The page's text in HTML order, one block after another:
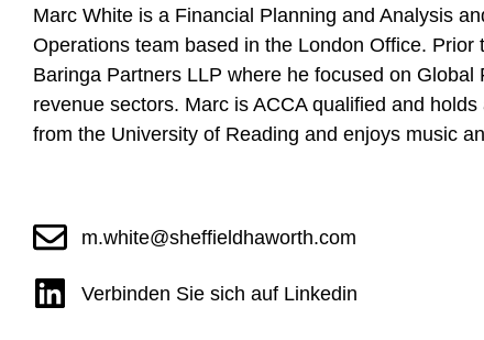
Marc White is a Financial Planning and Analysis
Operations team based in the London Office.
Baringa Partners LLP where he focused on
revenue sectors. Marc is ACCA qualified and
from the University of Reading and enjoys music
m.white@sheffieldhaworth.com
Verbinden Sie sich auf Linkedin